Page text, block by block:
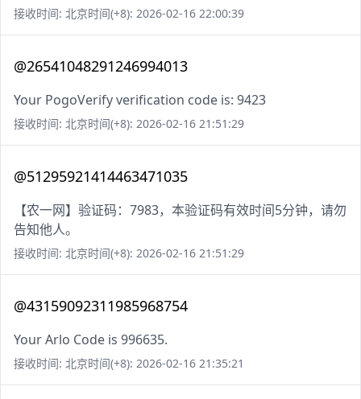
接收时间: 北京时间(+8): 2026-02-16 22:00:39
@26541048291246994013
Your PogoVerify verification code is: 9423
接收时间: 北京时间(+8): 2026-02-16 21:51:29
@51295921414463471035
【农一网】验证码：7983，本验证码有效时间5分钟，请勿
告知他人。
接收时间: 北京时间(+8): 2026-02-16 21:51:29
@43159092311985968754
Your Arlo Code is 996635.
接收时间: 北京时间(+8): 2026-02-16 21:35:21